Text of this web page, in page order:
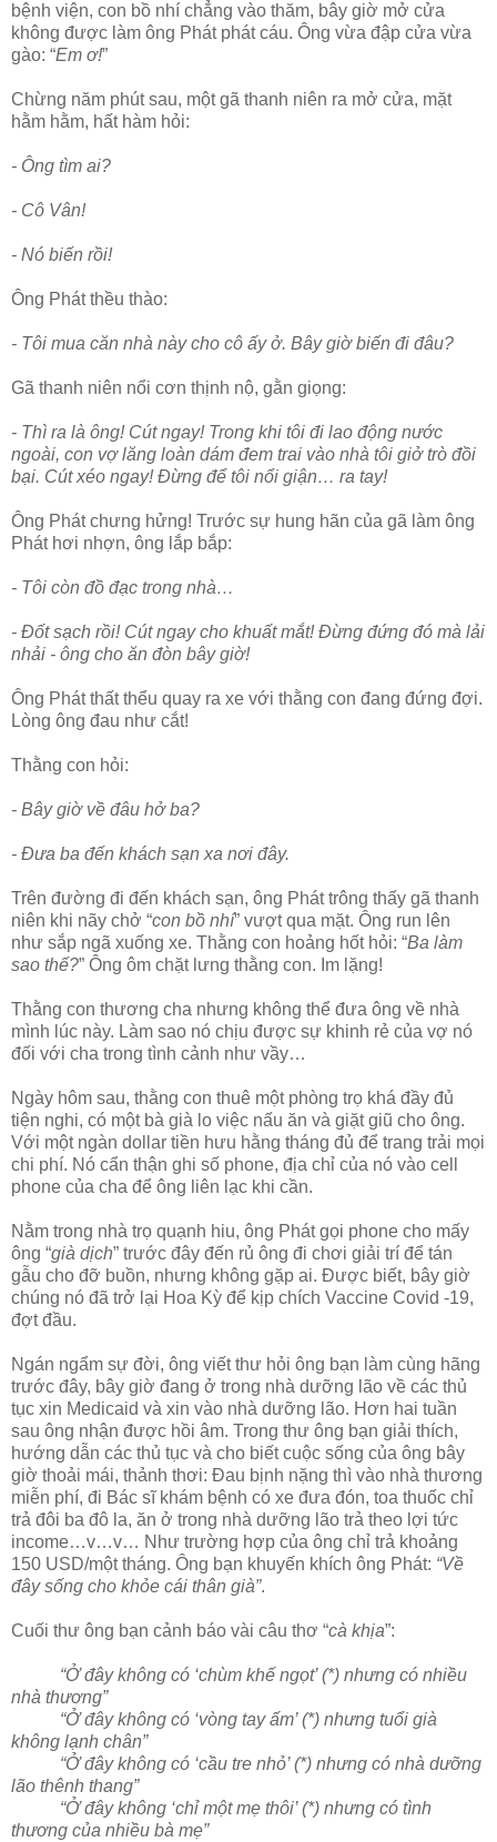
bệnh viện, con bồ nhí chẳng vào thăm, bây giờ mở cửa
không được làm ông Phát phát cáu. Ông vừa đập cửa vừa
gào: “Em ơ!”
Chừng năm phút sau, một gã thanh niên ra mở cửa, mặt
hằm hằm, hất hàm hỏi:
- Ông tìm ai?
- Cô Vân!
- Nó biến rồi!
Ông Phát thều thào:
- Tôi mua căn nhà này cho cô ấy ở. Bây giờ biến đi đâu?
Gã thanh niên nổi cơn thịnh nộ, gằn giọng:
- Thì ra là ông! Cút ngay! Trong khi tôi đi lao động nước
ngoài, con vợ lăng loàn dám đem trai vào nhà tôi giở trò đồi
bại. Cút xéo ngay! Đừng để tôi nổi giận… ra tay!
Ông Phát chưng hửng! Trước sự hung hãn của gã làm ông
Phát hơi nhợn, ông lắp bắp:
- Tôi còn đồ đạc trong nhà…
- Đốt sạch rồi! Cút ngay cho khuất mắt! Đừng đứng đó mà lải
nhải - ông cho ăn đòn bây giờ!
Ông Phát thất thểu quay ra xe với thằng con đang đứng đợi.
Lòng ông đau như cắt!
Thằng con hỏi:
- Bây giờ về đâu hở ba?
- Đưa ba đến khách sạn xa nơi đây.
Trên đường đi đến khách sạn, ông Phát trông thấy gã thanh
niên khi nãy chở “con bồ nhí” vượt qua mặt. Ông run lên
như sắp ngã xuống xe. Thằng con hoảng hốt hỏi: “Ba làm
sao thế?” Ông ôm chặt lưng thằng con. Im lặng!
Thằng con thương cha nhưng không thể đưa ông về nhà
mình lúc này. Làm sao nó chịu được sự khinh rẻ của vợ nó
đối với cha trong tình cảnh như vầy…
Ngày hôm sau, thằng con thuê một phòng trọ khá đầy đủ
tiện nghi, có một bà già lo việc nấu ăn và giặt giũ cho ông.
Với một ngàn dollar tiền hưu hằng tháng đủ để trang trải mọi
chi phí. Nó cẩn thận ghi số phone, địa chỉ của nó vào cell
phone của cha để ông liên lạc khi cần.
Nằm trong nhà trọ quạnh hiu, ông Phát gọi phone cho mấy
ông “già dịch” trước đây đến rủ ông đi chơi giải trí để tán
gẫu cho đỡ buồn, nhưng không gặp ai. Được biết, bây giờ
chúng nó đã trở lại Hoa Kỳ để kịp chích Vaccine Covid -19,
đợt đầu.
Ngán ngẩm sự đời, ông viết thư hỏi ông bạn làm cùng hãng
trước đây, bây giờ đang ở trong nhà dưỡng lão về các thủ
tục xin Medicaid và xin vào nhà dưỡng lão. Hơn hai tuần
sau ông nhận được hồi âm. Trong thư ông bạn giải thích,
hướng dẫn các thủ tục và cho biết cuộc sống của ông bây
giờ thoải mái, thảnh thơi: Đau bịnh nặng thì vào nhà thương
miễn phí, đi Bác sĩ khám bệnh có xe đưa đón, toa thuốc chỉ
trả đôi ba đô la, ăn ở trong nhà dưỡng lão trả theo lợi tức
income…v…v… Như trường hợp của ông chỉ trả khoảng
150 USD/một tháng. Ông bạn khuyến khích ông Phát: “Về
đây sống cho khỏe cái thân già”.
Cuối thư ông bạn cảnh báo vài câu thơ “cà khịa”:
“Ở đây không có ‘chùm khế ngọt’ (*) nhưng có nhiều
nhà thương”
“Ở đây không có ‘vòng tay ấm’ (*) nhưng tuổi già
không lạnh chân”
“Ở đây không có ‘cầu tre nhỏ’ (*) nhưng có nhà dưỡng
lão thênh thang”
“Ở đây không ‘chỉ một mẹ thôi’ (*) nhưng có tình
thương của nhiều bà mẹ”